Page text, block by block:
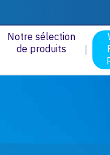
Notre sélection
de produits